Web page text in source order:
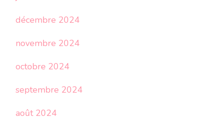
décembre 2024
novembre 2024
octobre 2024
septembre 2024
août 2024